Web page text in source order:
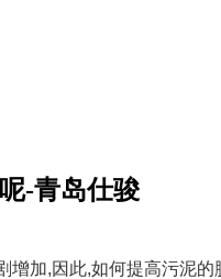
-青岛仕骏
加,因此,如何提高污泥